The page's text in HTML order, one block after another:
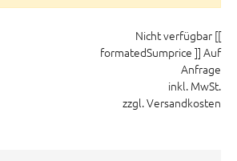
Nicht verfügbar [[
formatedSumprice ]] Auf
Anfrage
inkl. MwSt.
zzgl. Versandkosten